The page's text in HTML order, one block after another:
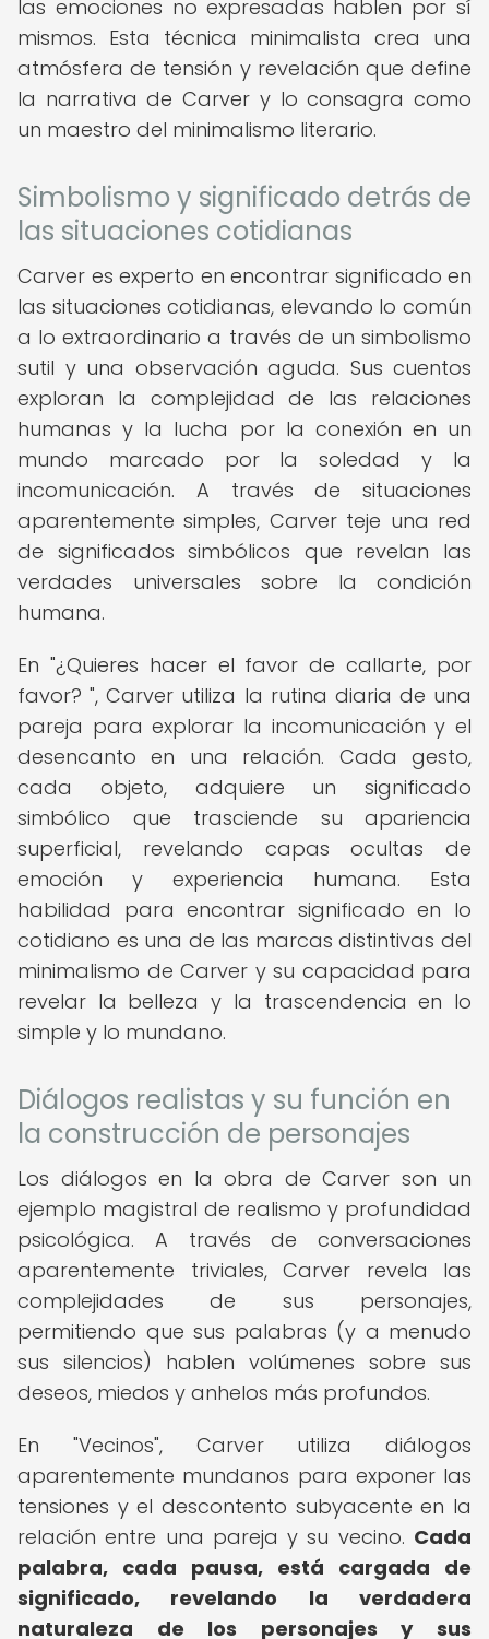
las emociones no expresadas hablen por sí
mismos. Esta técnica minimalista crea una
atmósfera de tensión y revelación que define
la narrativa de Carver y lo consagra como
un maestro del minimalismo literario.
Simbolismo y significado detrás de
las situaciones cotidianas
Carver es experto en encontrar significado en
las situaciones cotidianas, elevando lo común
a lo extraordinario a través de un simbolismo
sutil y una observación aguda. Sus cuentos
exploran la complejidad de las relaciones
humanas y la lucha por la conexión en un
mundo marcado por la soledad y la
incomunicación. A través de situaciones
aparentemente simples, Carver teje una red
de significados simbólicos que revelan las
verdades universales sobre la condición
humana.
En "¿Quieres hacer el favor de callarte, por
favor? ", Carver utiliza la rutina diaria de una
pareja para explorar la incomunicación y el
desencanto en una relación. Cada gesto,
cada objeto, adquiere un significado
simbólico que trasciende su apariencia
superficial, revelando capas ocultas de
emoción y experiencia humana. Esta
habilidad para encontrar significado en lo
cotidiano es una de las marcas distintivas del
minimalismo de Carver y su capacidad para
revelar la belleza y la trascendencia en lo
simple y lo mundano.
Diálogos realistas y su función en
la construcción de personajes
Los diálogos en la obra de Carver son un
ejemplo magistral de realismo y profundidad
psicológica. A través de conversaciones
aparentemente triviales, Carver revela las
complejidades de sus personajes,
permitiendo que sus palabras (y a menudo
sus silencios) hablen volúmenes sobre sus
deseos, miedos y anhelos más profundos.
En "Vecinos", Carver utiliza diálogos
aparentemente mundanos para exponer las
tensiones y el descontento subyacente en la
relación entre una pareja y su vecino. Cada
palabra, cada pausa, está cargada de
significado, revelando la verdadera
naturaleza de los personajes y sus